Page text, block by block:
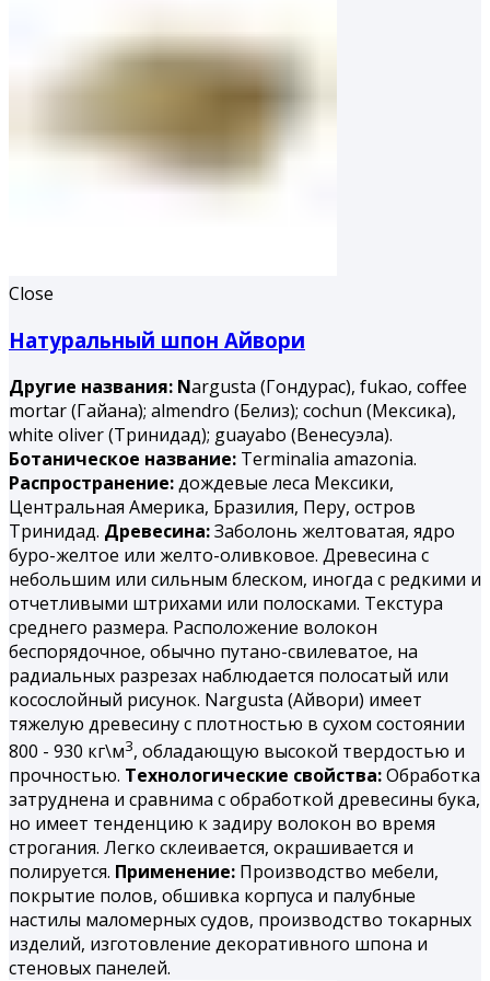
Close
Натуральный шпон Айвори
Другие названия: Nargusta (Гондурас), fukao, coffee
mortar (Гайана); almendro (Белиз); cochun (Мексика),
white oliver (Тринидад); guayabo (Венесуэла).
Ботаническое название: Terminalia amazonia.
Распространение:дождевые леса Мексики,
Центральная Америка, Бразилия, Перу, остров
Тринидад. Древесина:Заболонь желтоватая, ядро
буро-желтое или желто-оливковое. Древесина с
небольшим или сильным блеском, иногда с редкими и
отчетливыми штрихами или полосками. Текстура
среднего размера. Расположение волокон
беспорядочное, обычно путано-свилеватое, на
радиальных разрезах наблюдается полосатый или
косослойный рисунок. Nargusta (Айвори) имеет
тяжелую древесину с плотностью в сухом состоянии
800 - 930 кг\м3, обладающую высокой твердостью и
прочностью. Технологические свойства:Обработка
затруднена и сравнима с обработкой древесины бука,
но имеет тенденцию к задиру волокон во время
строгания. Легко склеивается, окрашивается и
полируется. Применение: Производство мебели,
покрытие полов, обшивка корпуса и палубные
настилы маломерных судов, производство токарных
изделий, изготовление декоративного шпона и
стеновых панелей.